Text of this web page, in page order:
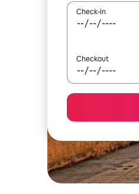
Check-in
Checkout